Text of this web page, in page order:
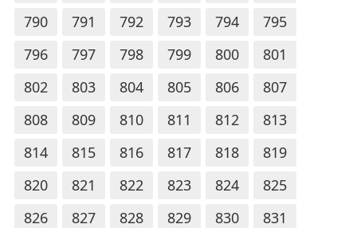
790
791 792 793 794
795
796
797 798 799 800
801
802
803 804 805 806
807
808
809 810 811 812
813
814
815 816 817 818
819
820
821 822 823 824
825
826
827 828 829 830
831